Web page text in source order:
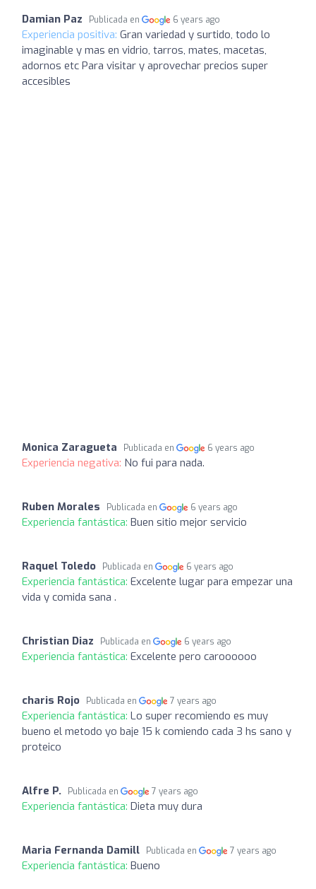
Damian Paz Publicada en 6 years ago
Experiencia positiva: Gran variedad y surtido, todo lo
imaginable y mas en vidrio, tarros, mates, macetas,
adornos etc Para visitar y aprovechar precios super
accesibles
Monica Zaragueta Publicada en 6 years ago
Experiencia negativa: No fui para nada.
Ruben Morales Publicada en 6 years ago
Experiencia fantástica: Buen sitio mejor servicio
Raquel Toledo Publicada en 6 years ago
Experiencia fantástica: Excelente lugar para empezar una
vida y comida sana .
Christian Diaz Publicada en 6 years ago
Experiencia fantástica: Excelente pero caroooooo
charis Rojo Publicada en 7 years ago
Experiencia fantástica: Lo super recomiendo es muy
bueno el metodo yo baje 15 k comiendo cada 3 hs sano y
proteico
Alfre P. Publicada en 7 years ago
Experiencia fantástica: Dieta muy dura
Maria Fernanda Damill Publicada en 7 years ago
Experiencia fantástica: Bueno